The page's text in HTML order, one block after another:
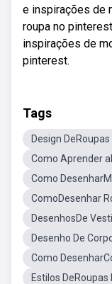
e inspirações de
roupa no
inspirações de
pinterest.
Tags
Design
Como Aprender
Como
ComoDesenhar
DesenhosDe
Desenho De
Como
Estilos